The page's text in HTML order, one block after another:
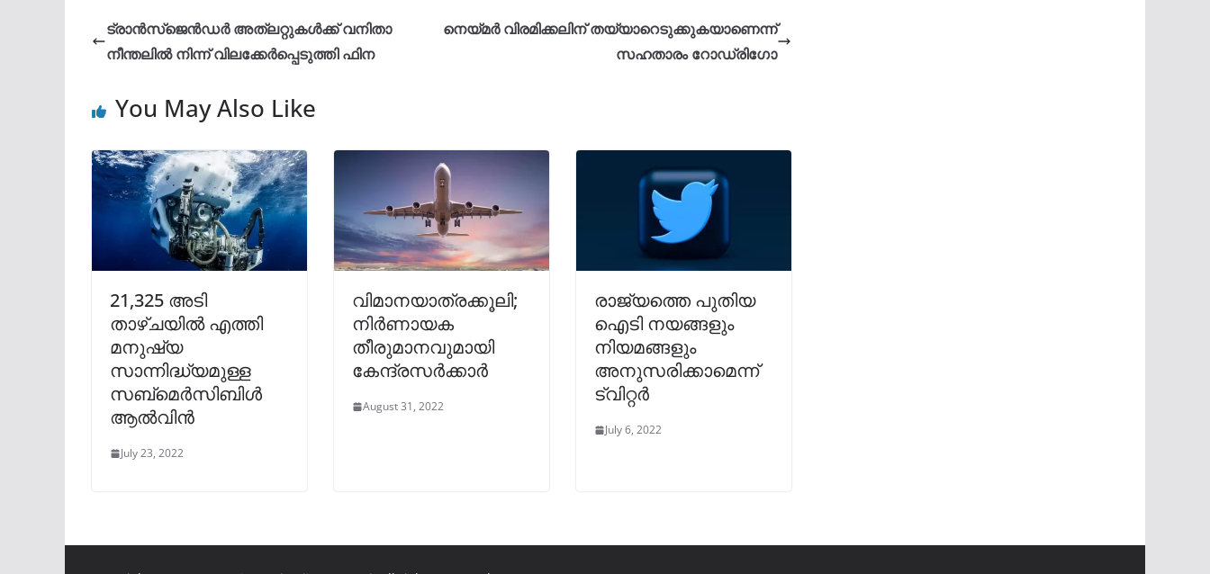
ട്രാൻസ്ജെൻഡർ അത്ലറ്റുകൾക്ക് വനിതാ
നീന്തലിൽ നിന്ന് വിലക്കേർപ്പെടുത്തി ഫിന
നെയ്മർ വിരമിക്കലിന് തയ്യാറെടുക്കുകയാണെന്ന്
സഹതാരം റോഡ്രിഗോ
You May Also Like
21,325 അടി
താഴ്ചയിൽ എത്തി
മനുഷ്യ
സാന്നിദ്ധ്യമുള്ള
സബ്മെർസിബിൾ
ആൽവിൻ
July 23, 2022
വിമാനയാത്രക്കൂലി;
നിർണായക
തീരുമാനവുമായി
കേന്ദ്രസർക്കാർ
August 31, 2022
രാജ്യത്തെ പുതിയ
ഐടി നയങ്ങളും
നിയമങ്ങളും
അനുസരിക്കാമെന്ന്
ട്വിറ്റർ
July 6, 2022